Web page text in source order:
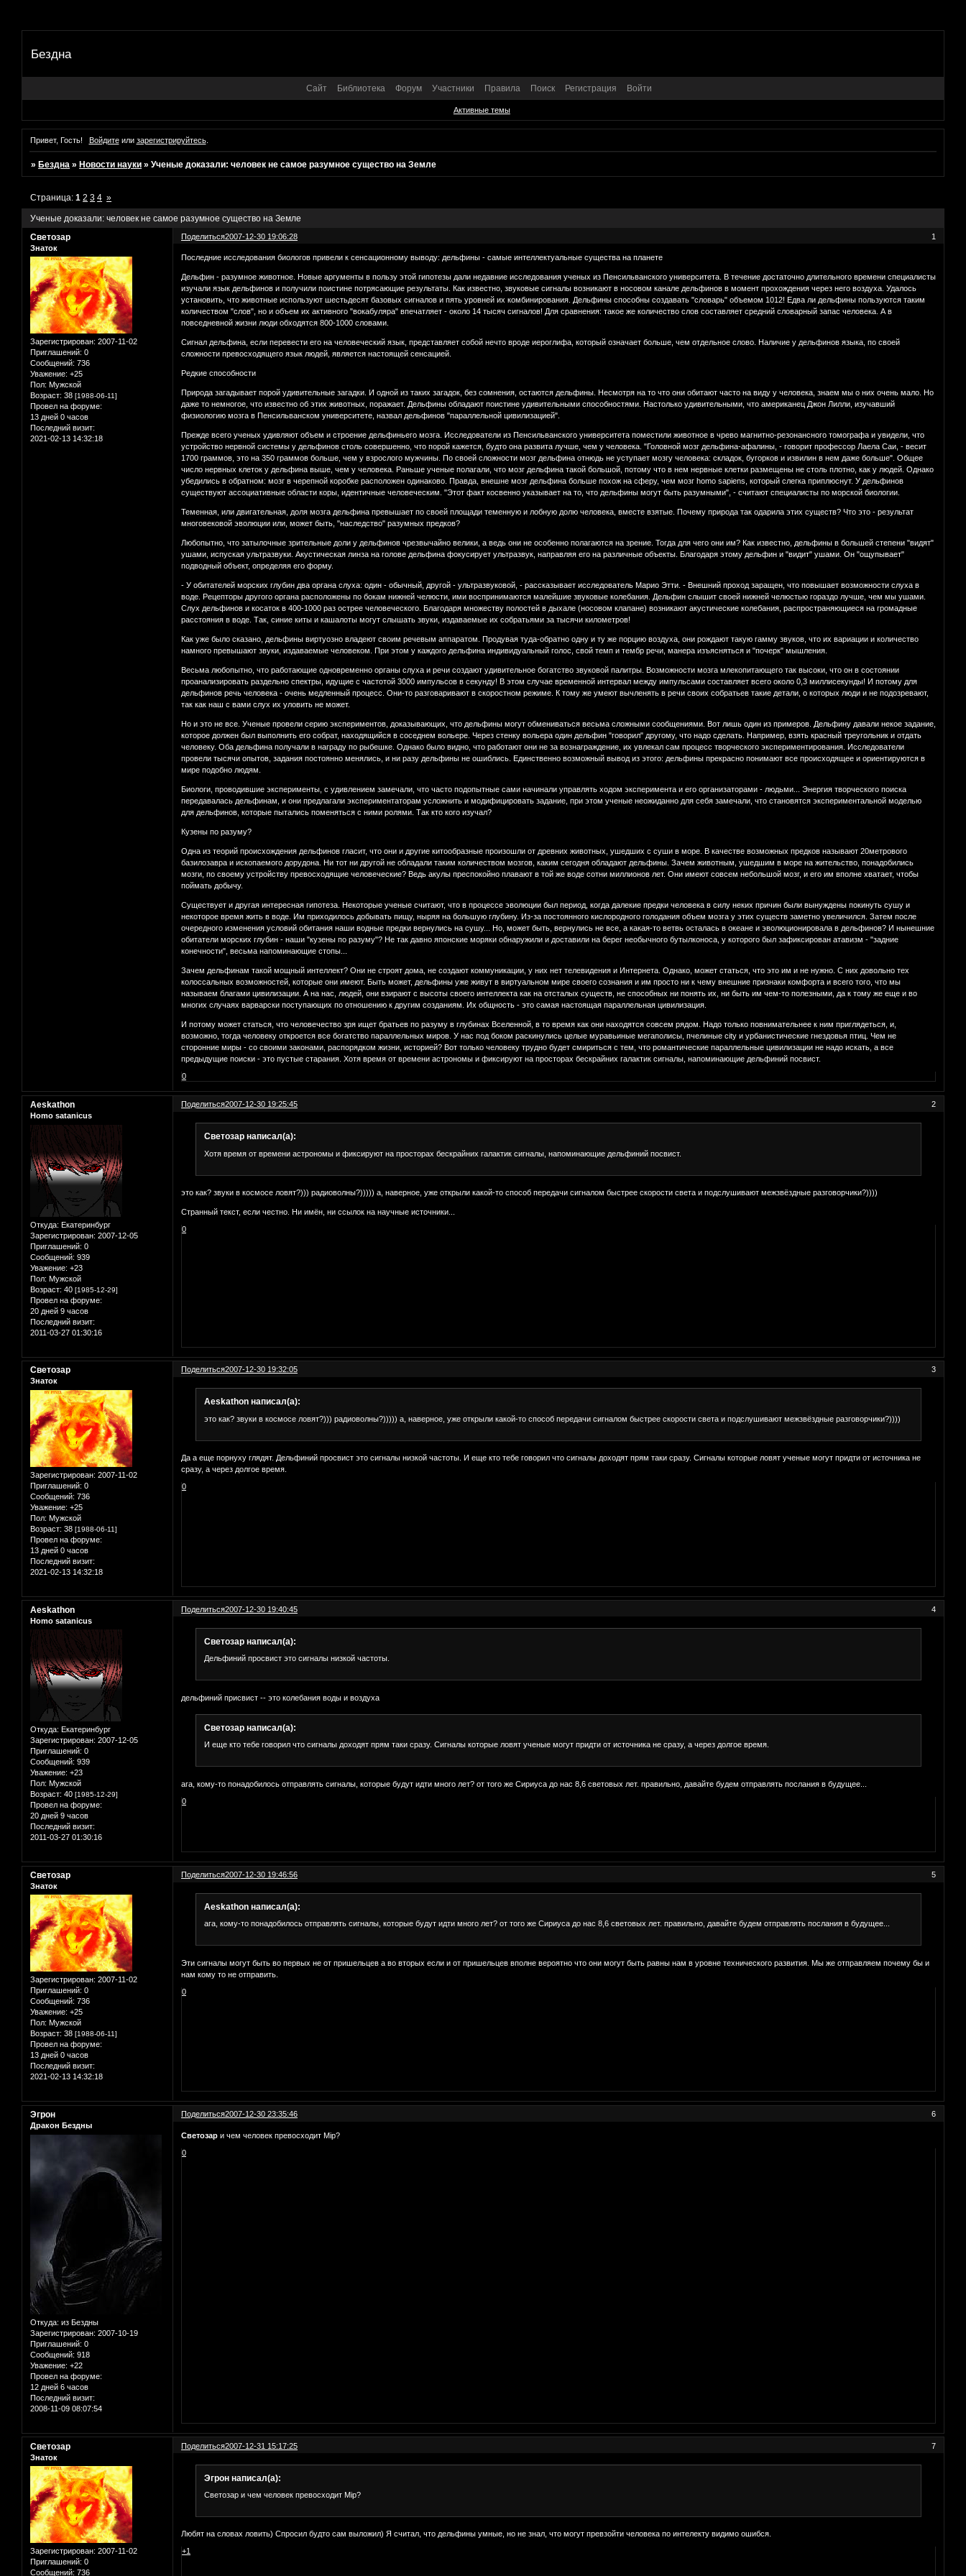
Бездна
Сайт Библиотека Форум Участники Правила Поиск Регистрация Войти
Активные темы
Привет, Гость! Войдитеили зарегистрируйтесь.
»Бездна »Новости науки »Ученые доказали: человек не самое разумное существо на Земле
Ученые доказали: человек не самое разумное существо на Земле
Страница:1 2 3 4 »
Поделиться 1
2007-12-30 19:06:28
Светозар
Знаток
Зарегистрирован: 2007-11-02
Приглашений: 0
Сообщений: 736
Уважение: +25
Пол: Мужской
Возраст: 38 [1988-06-11]
Провел на форуме:
13 дней 0 часов
Последний визит:
2021-02-13 14:32:18
Последние исследования биологов привели к сенсационному выводу: дельфины - самые интеллектуальные существа на планете
Дельфин - разумное животное. Новые аргументы в пользу этой гипотезы дали недавние исследования ученых из Пенсильванского университета. В течение достаточно длительного времени специалисты
изучали язык дельфинов и получили поистине потрясающие результаты. Как известно, звуковые сигналы возникают в носовом канале дельфинов в момент прохождения через него воздуха. Удалось
установить, что животные используют шестьдесят базовых сигналов и пять уровней их комбинирования. Дельфины способны создавать "словарь" объемом 1012! Едва ли дельфины пользуются таким
количеством "слов", но и объем их активного "вокабуляра" впечатляет - около 14 тысяч сигналов! Для сравнения: такое же количество слов составляет средний словарный запас человека. А в
повседневной жизни люди обходятся 800-1000 словами.
Сигнал дельфина, если перевести его на человеческий язык, представляет собой нечто вроде иероглифа, который означает больше, чем отдельное слово. Наличие у дельфинов языка, по своей
сложности превосходящего язык людей, является настоящей сенсацией.
Редкие способности
Природа загадывает порой удивительные загадки. И одной из таких загадок, без сомнения, остаются дельфины. Несмотря на то что они обитают часто на виду у человека, знаем мы о них очень мало. Но
даже то немногое, что известно об этих животных, поражает. Дельфины обладают поистине удивительными способностями. Настолько удивительными, что американец Джон Лилли, изучавший
физиологию мозга в Пенсильванском университете, назвал дельфинов "параллельной цивилизацией".
Прежде всего ученых удивляют объем и строение дельфиньего мозга. Исследователи из Пенсильванского университета поместили животное в чрево магнитно-резонансного томографа и увидели, что
устройство нервной системы у дельфинов столь совершенно, что порой кажется, будто она развита лучше, чем у человека. "Головной мозг дельфина-афалины, - говорит профессор Лаела Саи, - весит
1700 граммов, это на 350 граммов больше, чем у взрослого мужчины. По своей сложности мозг дельфина отнюдь не уступает мозгу человека: складок, бугорков и извилин в нем даже больше". Общее
число нервных клеток у дельфина выше, чем у человека. Раньше ученые полагали, что мозг дельфина такой большой, потому что в нем нервные клетки размещены не столь плотно, как у людей. Однако
убедились в обратном: мозг в черепной коробке расположен одинаково. Правда, внешне мозг дельфина больше похож на сферу, чем мозг homo sapiens, который слегка приплюснут. У дельфинов
существуют ассоциативные области коры, идентичные человеческим. "Этот факт косвенно указывает на то, что дельфины могут быть разумными", - считают специалисты по морской биологии.
Теменная, или двигательная, доля мозга дельфина превышает по своей площади теменную и лобную долю человека, вместе взятые. Почему природа так одарила этих существ? Что это - результат
многовековой эволюции или, может быть, "наследство" разумных предков?
Любопытно, что затылочные зрительные доли у дельфинов чрезвычайно велики, а ведь они не особенно полагаются на зрение. Тогда для чего они им? Как известно, дельфины в большей степени "видят"
ушами, испуская ультразвуки. Акустическая линза на голове дельфина фокусирует ультразвук, направляя его на различные объекты. Благодаря этому дельфин и "видит" ушами. Он "ощупывает"
подводный объект, определяя его форму.
- У обитателей морских глубин два органа слуха: один - обычный, другой - ультразвуковой, - рассказывает исследователь Марио Этти. - Внешний проход заращен, что повышает возможности слуха в
воде. Рецепторы другого органа расположены по бокам нижней челюсти, ими воспринимаются малейшие звуковые колебания. Дельфин слышит своей нижней челюстью гораздо лучше, чем мы ушами.
Слух дельфинов и косаток в 400-1000 раз острее человеческого. Благодаря множеству полостей в дыхале (носовом клапане) возникают акустические колебания, распространяющиеся на громадные
расстояния в воде. Так, синие киты и кашалоты могут слышать звуки, издаваемые их собратьями за тысячи километров!
Как уже было сказано, дельфины виртуозно владеют своим речевым аппаратом. Продувая туда-обратно одну и ту же порцию воздуха, они рождают такую гамму звуков, что их вариации и количество
намного превышают звуки, издаваемые человеком. При этом у каждого дельфина индивидуальный голос, свой темп и тембр речи, манера изъясняться и "почерк" мышления.
Весьма любопытно, что работающие одновременно органы слуха и речи создают удивительное богатство звуковой палитры. Возможности мозга млекопитающего так высоки, что он в состоянии
проанализировать раздельно спектры, идущие с частотой 3000 импульсов в секунду! В этом случае временной интервал между импульсами составляет всего около 0,3 миллисекунды! И потому для
дельфинов речь человека - очень медленный процесс. Они-то разговаривают в скоростном режиме. К тому же умеют вычленять в речи своих собратьев такие детали, о которых люди и не подозревают,
так как наш с вами слух их уловить не может.
Но и это не все. Ученые провели серию экспериментов, доказывающих, что дельфины могут обмениваться весьма сложными сообщениями. Вот лишь один из примеров. Дельфину давали некое задание,
которое должен был выполнить его собрат, находящийся в соседнем вольере. Через стенку вольера один дельфин "говорил" другому, что надо сделать. Например, взять красный треугольник и отдать
человеку. Оба дельфина получали в награду по рыбешке. Однако было видно, что работают они не за вознаграждение, их увлекал сам процесс творческого экспериментирования. Исследователи
провели тысячи опытов, задания постоянно менялись, и ни разу дельфины не ошиблись. Единственно возможный вывод из этого: дельфины прекрасно понимают все происходящее и ориентируются в
мире подобно людям.
Биологи, проводившие эксперименты, с удивлением замечали, что часто подопытные сами начинали управлять ходом эксперимента и его организаторами - людьми... Энергия творческого поиска
передавалась дельфинам, и они предлагали экспериментаторам усложнить и модифицировать задание, при этом ученые неожиданно для себя замечали, что становятся экспериментальной моделью
для дельфинов, которые пытались поменяться с ними ролями. Так кто кого изучал?
Кузены по разуму?
Одна из теорий происхождения дельфинов гласит, что они и другие китообразные произошли от древних животных, ушедших с суши в море. В качестве возможных предков называют 20метрового
базилозавра и ископаемого дорудона. Ни тот ни другой не обладали таким количеством мозгов, каким сегодня обладают дельфины. Зачем животным, ушедшим в море на жительство, понадобились
мозги, по своему устройству превосходящие человеческие? Ведь акулы преспокойно плавают в той же воде сотни миллионов лет. Они имеют совсем небольшой мозг, и его им вполне хватает, чтобы
поймать добычу.
Существует и другая интересная гипотеза. Некоторые ученые считают, что в процессе эволюции был период, когда далекие предки человека в силу неких причин были вынуждены покинуть сушу и
некоторое время жить в воде. Им приходилось добывать пищу, ныряя на большую глубину. Из-за постоянного кислородного голодания объем мозга у этих существ заметно увеличился. Затем после
очередного изменения условий обитания наши водные предки вернулись на сушу... Но, может быть, вернулись не все, а какая-то ветвь осталась в океане и эволюционировала в дельфинов? И нынешние
обитатели морских глубин - наши "кузены по разуму"? Не так давно японские моряки обнаружили и доставили на берег необычного бутылконоса, у которого был зафиксирован атавизм - "задние
конечности", весьма напоминающие стопы...
Зачем дельфинам такой мощный интеллект? Они не строят дома, не создают коммуникации, у них нет телевидения и Интернета. Однако, может статься, что это им и не нужно. С них довольно тех
колоссальных возможностей, которые они имеют. Быть может, дельфины уже живут в виртуальном мире своего сознания и им просто ни к чему внешние признаки комфорта и всего того, что мы
называем благами цивилизации. А на нас, людей, они взирают с высоты своего интеллекта как на отсталых существ, не способных ни понять их, ни быть им чем-то полезными, да к тому же еще и во
многих случаях варварски поступающих по отношению к другим созданиям. Их общность - это самая настоящая параллельная цивилизация.
И потому может статься, что человечество зря ищет братьев по разуму в глубинах Вселенной, в то время как они находятся совсем рядом. Надо только повнимательнее к ним приглядеться, и,
возможно, тогда человеку откроется все богатство параллельных миров. У нас под боком раскинулись целые муравьиные мегаполисы, пчелиные city и урбанистические гнездовья птиц. Чем не
сторонние миры - со своими законами, распорядком жизни, историей? Вот только человеку трудно будет смириться с тем, что романтические параллельные цивилизации не надо искать, а все
предыдущие поиски - это пустые старания. Хотя время от времени астрономы и фиксируют на просторах бескрайних галактик сигналы, напоминающие дельфиний посвист.
0
Поделиться 2
2007-12-30 19:25:45
Aeskathon
Homo satanicus
Откуда: Екатеринбург
Зарегистрирован: 2007-12-05
Приглашений: 0
Сообщений: 939
Уважение: +23
Пол: Мужской
Возраст: 40 [1985-12-29]
Провел на форуме:
20 дней 9 часов
Последний визит:
2011-03-27 01:30:16
Светозар написал(а):
Хотя время от времени астрономы и фиксируют на просторах бескрайних галактик сигналы, напоминающие дельфиний посвист.
это как? звуки в космосе ловят?))) радиоволны?))))) а, наверное, уже открыли какой-то способ передачи сигналом быстрее скорости света и подслушивают межзвёздные разговорчики?))))
Странный текст, если честно. Ни имён, ни ссылок на научные источники...
0
Поделиться 3
2007-12-30 19:32:05
Светозар
Знаток
Зарегистрирован: 2007-11-02
Приглашений: 0
Сообщений: 736
Уважение: +25
Пол: Мужской
Возраст: 38 [1988-06-11]
Провел на форуме:
13 дней 0 часов
Последний визит:
2021-02-13 14:32:18
Aeskathon написал(а):
это как? звуки в космосе ловят?))) радиоволны?))))) а, наверное, уже открыли какой-то способ передачи сигналом быстрее скорости света и подслушивают межзвёздные разговорчики?))))
Да а еще порнуху глядят. Дельфиний просвист это сигналы низкой частоты. И еще кто тебе говорил что сигналы доходят прям таки сразу. Сигналы которые ловят ученые могут придти от источника не
сразу, а через долгое время.
0
Поделиться 4
2007-12-30 19:40:45
Aeskathon
Homo satanicus
Откуда: Екатеринбург
Зарегистрирован: 2007-12-05
Приглашений: 0
Сообщений: 939
Уважение: +23
Пол: Мужской
Возраст: 40 [1985-12-29]
Провел на форуме:
20 дней 9 часов
Последний визит:
2011-03-27 01:30:16
Светозар написал(а):
Дельфиний просвист это сигналы низкой частоты.
дельфиний присвист -- это колебания воды и воздуха
Светозар написал(а):
И еще кто тебе говорил что сигналы доходят прям таки сразу. Сигналы которые ловят ученые могут придти от источника не сразу, а через долгое время.
ага, кому-то понадобилось отправлять сигналы, которые будут идти много лет? от того же Сириуса до нас 8,6 световых лет. правильно, давайте будем отправлять послания в будущее...
0
Поделиться 5
2007-12-30 19:46:56
Светозар
Знаток
Зарегистрирован: 2007-11-02
Приглашений: 0
Сообщений: 736
Уважение: +25
Пол: Мужской
Возраст: 38 [1988-06-11]
Провел на форуме:
13 дней 0 часов
Последний визит:
2021-02-13 14:32:18
Aeskathon написал(а):
ага, кому-то понадобилось отправлять сигналы, которые будут идти много лет? от того же Сириуса до нас 8,6 световых лет. правильно, давайте будем отправлять послания в будущее...
Эти сигналы могут быть во первых не от пришельцев а во вторых если и от пришельцев вполне вероятно что они могут быть равны нам в уровне технического развития. Мы же отправляем почему бы и
нам кому то не отправить.
0
Поделиться 6
2007-12-30 23:35:46
Эгрон
Дракон Бездны
Откуда: из Бездны
Зарегистрирован: 2007-10-19
Приглашений: 0
Сообщений: 918
Уважение: +22
Провел на форуме:
12 дней 6 часов
Последний визит:
2008-11-09 08:07:54
Светозар и чем человек превосходит Мiр?
0
Поделиться 7
2007-12-31 15:17:25
Светозар
Знаток
Зарегистрирован: 2007-11-02
Приглашений: 0
Сообщений: 736
Эгрон написал(а):
Светозар и чем человек превосходит Мiр?
Любят на словах ловить) Спросил будто сам выложил) Я считал, что дельфины умные, но не знал, что могут превзойти человека по интелекту видимо ошибся.
+1